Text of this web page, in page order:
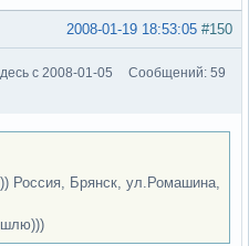
#150
2008-01-19 18:53:05
с 2008-01-05
Сообщений: 59
Россия, Брянск, ул.Ромашина,